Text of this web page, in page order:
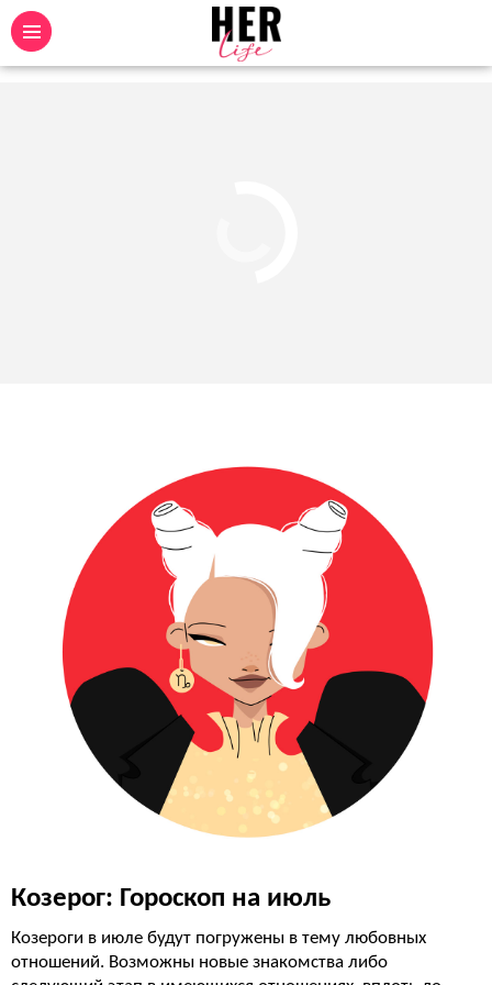
Козерог: Гороскоп на июль
Козероги в июле будут погружены в тему любовных
отношений. Возможны новые знакомства либо